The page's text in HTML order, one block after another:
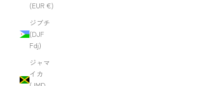
(EUR €)
ジブチ
(DJF
Fdj)
ジャマ
イカ